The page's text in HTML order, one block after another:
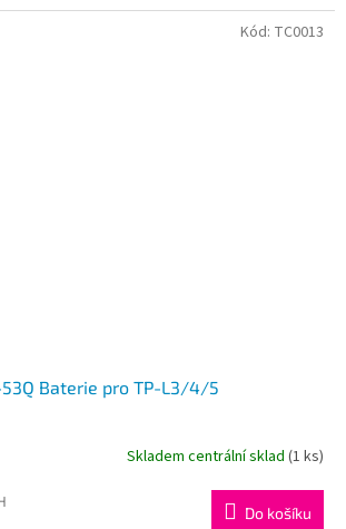
53Q Baterie pro TP-L3/4/5
Skladem centrální sklad (1 ks)
Do košíku
Kód: TC0013